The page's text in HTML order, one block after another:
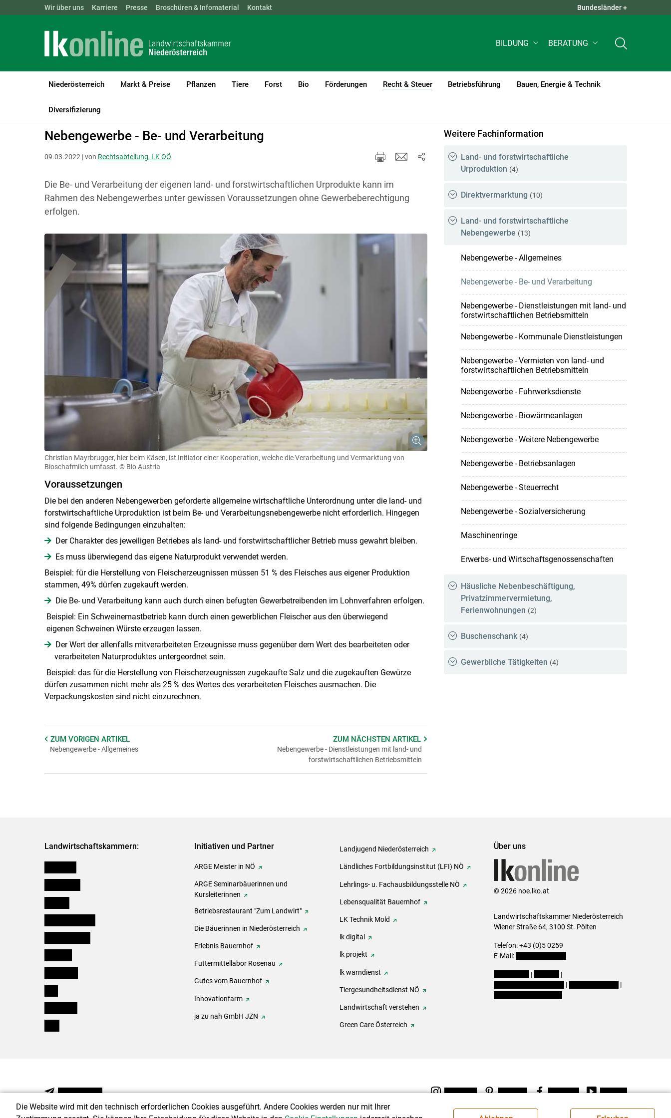
Landwirtschaftskammern: ÖSTERREICH BGLD KTN NÖ OÖ SBG QUICK LINKS +
Wir über uns Karriere Presse Broschüren & Infomaterial Kontakt Bundesländer +
BILDUNG BERATUNG
Niederösterreich Markt & Preise Pflanzen Tiere Forst Bio Förderungen Recht & Steuer
(current)1
Betriebsführung Bauen, Energie & Technik
Diversifizierung
LK Niederösterreich
Nebengewerbe - Be- und Verarbeitung
09.03.2022 | von Rechtsabteilung, LK OÖ
Die Be- und Verarbeitung der eigenen land- und forstwirtschaftlichen Urprodukte kann im
Rahmen des Nebengewerbes unter gewissen Voraussetzungen ohne Gewerbeberechtigung
erfolgen.
Christian Mayrbrugger, hier beim Käsen, ist Initiator einer Kooperation, welche die Verarbeitung und Vermarktung von
Bioschafmilch umfasst. © Bio Austria
Voraussetzungen
Die bei den anderen Nebengewerben geforderte allgemeine wirtschaftliche Unterordnung unter die land- und
forstwirtschaftliche Urproduktion ist beim Be- und Verarbeitungsnebengewerbe nicht erforderlich. Hingegen
sind folgende Bedingungen einzuhalten:
Der Charakter des jeweiligen Betriebes als land- und forstwirtschaftlicher Betrieb muss gewahrt bleiben.
Es muss überwiegend das eigene Naturprodukt verwendet werden.
Beispiel: für die Herstellung von Fleischerzeugnissen müssen 51 % des Fleisches aus eigener Produktion
stammen, 49% dürfen zugekauft werden.
Die Be- und Verarbeitung kann auch durch einen befugten Gewerbetreibenden im Lohnverfahren erfolgen.
Beispiel: Ein Schweinemastbetrieb kann durch einen gewerblichen Fleischer aus den überwiegend
eigenen Schweinen Würste erzeugen lassen.
Der Wert der allenfalls mitverarbeiteten Erzeugnisse muss gegenüber dem Wert des bearbeiteten oder
verarbeiteten Naturproduktes untergeordnet sein.
Beispiel: das für die Herstellung von Fleischerzeugnissen zugekaufte Salz und die zugekauften Gewürze
dürfen zusammen nicht mehr als 25 % des Wertes des verarbeiteten Fleisches ausmachen. Die
Verpackungskosten sind nicht einzurechnen.
ZUM VORIGEN ARTIKEL
Nebengewerbe - Allgemeines
ZUM NÄCHSTENARTIKEL
Nebengewerbe - Dienstleistungen mit land- und
forstwirtschaftlichen Betriebsmitteln
Weitere Fachinformation
Land- und forstwirtschaftliche
Urproduktion (4)
Direktvermarktung (10)
Land- und forstwirtschaftliche
Nebengewerbe (13)
Nebengewerbe - Allgemeines
Nebengewerbe - Be- und Verarbeitung
Nebengewerbe - Dienstleistungen mit land- und
forstwirtschaftlichen Betriebsmitteln
Nebengewerbe - Kommunale Dienstleistungen
Nebengewerbe - Vermieten von land- und
forstwirtschaftlichen Betriebsmitteln
Nebengewerbe - Fuhrwerksdienste
Nebengewerbe - Biowärmeanlagen
Nebengewerbe - Weitere Nebengewerbe
Nebengewerbe - Betriebsanlagen
Nebengewerbe - Steuerrecht
Nebengewerbe - Sozialversicherung
Maschinenringe
Erwerbs- und Wirtschaftsgenossenschaften
Häusliche Nebenbeschäftigung,
Privatzimmervermietung,
Ferienwohnungen (2)
Buschenschank (4)
Gewerbliche Tätigkeiten (4)
Landwirtschaftskammern: Initiativen und Partner
ARGE Meister in NÖ
ARGE Seminarbäuerinnen und
Kursleiterinnen
Betriebsrestaurant "Zum Landwirt"
Die Bäuerinnen in Niederösterreich
Erlebnis Bauernhof
Futtermittellabor Rosenau
Gutes vom Bauernhof
Innovationfarm
ja zu nah GmbH JZN
Landjugend Niederösterreich
Ländliches Fortbildungsinstitut (LFI) NÖ
Lehrlings- u. Fachausbildungsstelle NÖ
Lebensqualität Bauernhof
LK Technik Mold
lk digital
lk projekt
lk warndienst
Tiergesundheitsdienst NÖ
Landwirtschaft verstehen
Green Care Österreich
Über uns
© 2026 noe.lko.at
Landwirtschaftskammer Niederösterreich
Wiener Straße 64, 3100 St. Pölten
Telefon: +43 (0)5 0259
E-Mail:
|
|
|
|
NEWSLETTER Instagram Pinterest Facebook Youtube
Die Website wird mit den technisch erforderlichen Cookies ausgeführt. Andere Cookies werden nur mit Ihrer